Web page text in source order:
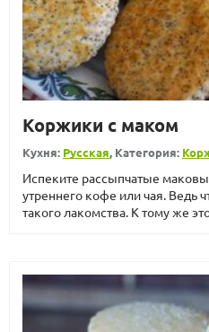
Коржики с маком
Кухня: Русская, Категория:
Испеките рассыпчатые
утреннего кофе или чая. Ведь
такого лакомства. К тому же